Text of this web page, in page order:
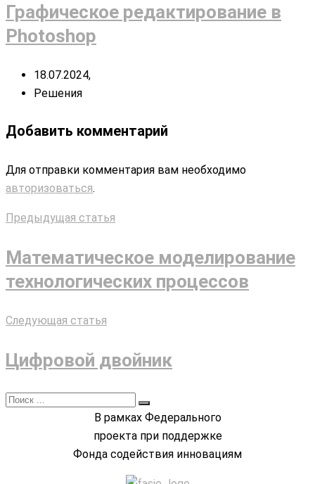
Графическое редактирование в
Photoshop
18.07.2024,
Решения
Добавить комментарий
Для отправки комментария вам необходимо
авторизоваться.
Предыдущая статья
Математическое моделирование
технологических процессов
Следующая статья
Цифровой двойник
В рамках Федерального
проекта при поддержке
Фонда содействия инновациям